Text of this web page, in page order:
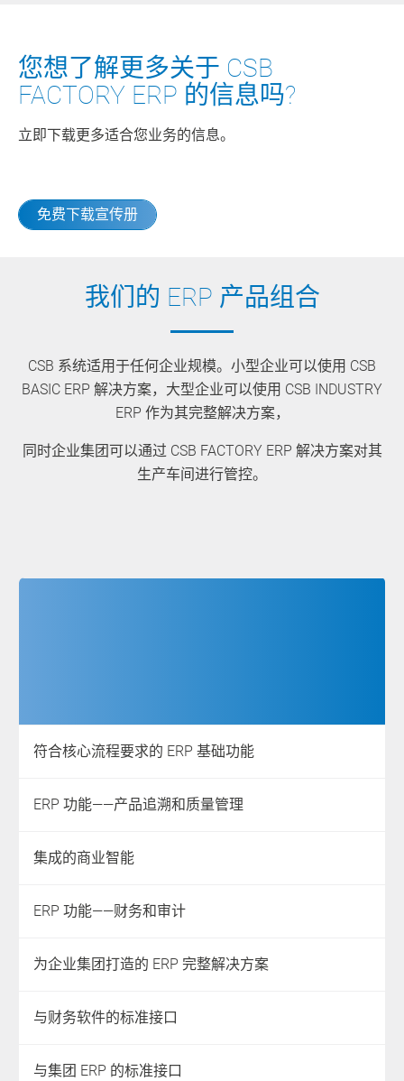
您想了解更多关于 CSB
FACTORY ERP 的信息吗?
立即下载更多适合您业务的信息。
免费下载宣传册
我们的 ERP 产品组合
CSB 系统适用于任何企业规模。小型企业可以使用 CSB
BASIC ERP 解决方案，大型企业可以使用 CSB INDUSTRY
ERP 作为其完整解决方案，
同时企业集团可以通过 CSB FACTORY ERP 解决方案对其
生产车间进行管控。
符合核心流程要求的 ERP 基础功能
ERP 功能——产品追溯和质量管理
集成的商业智能
ERP 功能——财务和审计
为企业集团打造的 ERP 完整解决方案
与财务软件的标准接口
与集团 ERP 的标准接口